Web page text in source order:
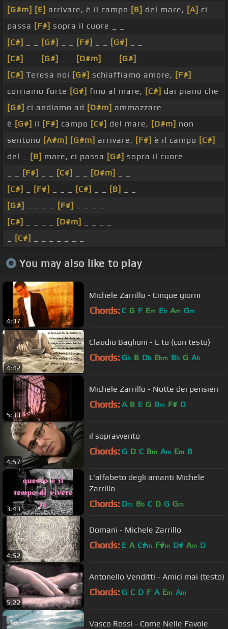
[G#m] [E] arrivare, è il campo [B] del mare, [A] ci
passa [F#] sopra il cuore _ _
[C#]
[G#] [F#] [G#]
[C#]
[G#] [D#m] [G#]
[C#] Teresa noi [G#] schiaffiamo amore, [F#]
corriamo forte [G#] fino al mare, [C#] dai piano che
[G#] ci andiamo ad [D#m] ammazzare
è [G#] il [F#] campo [C#] del mare, [D#m] non
sentono [A#m] [G#m] arrivare, [F#] è il campo [C#]
del _
[B] mare, ci passa [G#] sopra il cuore
[F#] [C#] [D#m]
[C#]
[F#] [C#] [B]
[G#]
[F#]
[C#]
[D#m]
[C#]
You may also like to play
4:07
Michele Zarrillo - Cinque giorni
Chords: C G F Em Eb Am Gm
4:42
Claudio Baglioni - E tu (con testo)
Chords: Gb B Db Ebm Bb G Ab
5:30
Michele Zarrillo - Notte dei pensieri
Chords: A B E G Bm F# D
4:57
il sopravvento
Chords: G D C Bm Am Em B
3:43
L'alfabeto degli amanti Michele
Zarrillo
Chords: Dm Bb C D G Gm
4:52
Domani - Michele Zarrillo
Chords: E A C#m F#m D# Am D
5:22
Antonello Venditti - Amici mai (testo)
Chords: G C D F A Em Am
Vasco Rossi - Come Nelle Favole